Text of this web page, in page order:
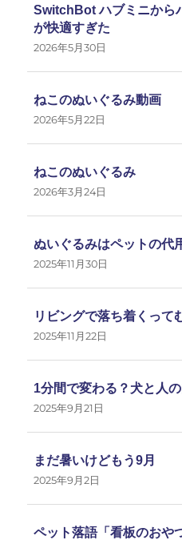
SwitchBot ハブミニから
が快適すぎた
2026年5月30日
ねこのぬいぐるみ動画
2026年5月22日
ねこのぬいぐるみ
2026年3月24日
ぬいぐるみはペットの代
2025年11月30日
リビングで落ち着くって
2025年11月22日
1分間で変わる？犬と人
2025年9月21日
まだ暑いけどもう9月
2025年9月2日
ペット落語「看板のおや